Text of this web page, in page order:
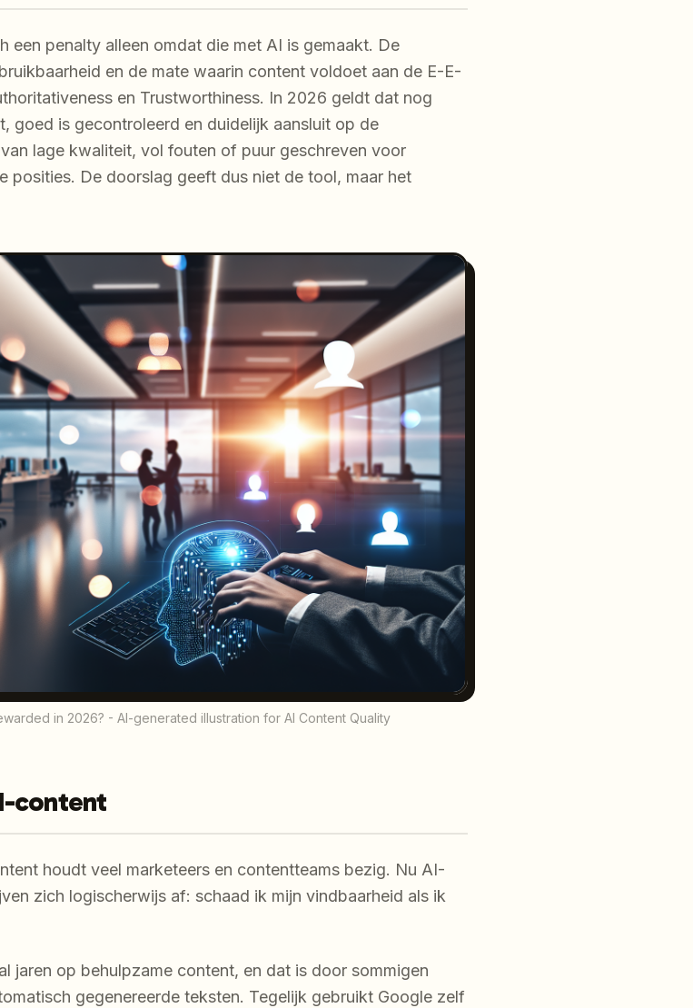
een penalty alleen omdat die met AI is gemaakt. De
en de mate waarin content voldoet aan de E-E-
en Trustworthiness. In 2026 geldt dat nog
goed is gecontroleerd en duidelijk aansluit op de
lage kwaliteit, vol fouten of puur geschreven voor
posities. De doorslag geeft dus niet de tool, maar het
in 2026? - AI-generated illustration for AI Content Quality
content
houdt veel marketeers en contentteams bezig. Nu AI-
zich logischerwijs af: schaad ik mijn vindbaarheid als ik
jaren op behulpzame content, en dat is door sommigen
gegenereerde teksten. Tegelijk gebruikt Google zelf